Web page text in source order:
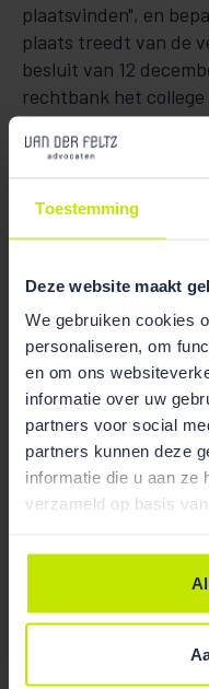
Toestemming
Deze website maakt
We gebruiken cookies
personaliseren, om
en om ons
informatie over uw
partners voor social
partners kunnen deze
informatie die u aan ze
verzameld op basis
plaatsvinden", en
plaats treedt van de
besluit van 12
rechtbank het
van een
1000. De Afdeling
Raphaël Donkersloot